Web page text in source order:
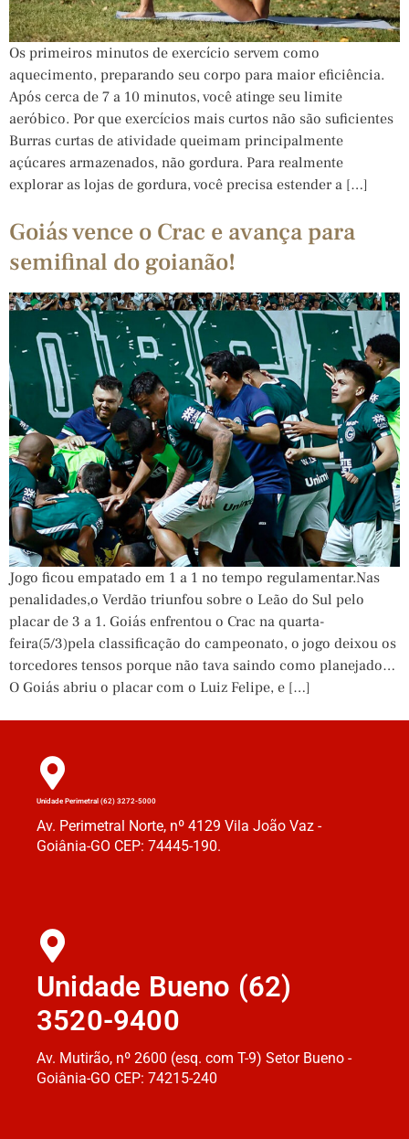
Os primeiros minutos de exercício servem como
aquecimento, preparando seu corpo para maior eficiência.
Após cerca de 7 a 10 minutos, você atinge seu limite
aeróbico. Por que exercícios mais curtos não são suficientes
Burras curtas de atividade queimam principalmente
açúcares armazenados, não gordura. Para realmente
explorar as lojas de gordura, você precisa estender a […]
Goiás vence o Crac e avança para
semifinal do goianão!
Jogo ficou empatado em 1 a 1 no tempo regulamentar.Nas
penalidades,o Verdão triunfou sobre o Leão do Sul pelo
placar de 3 a 1. Goiás enfrentou o Crac na quarta-
feira(5/3)pela classificação do campeonato, o jogo deixou os
torcedores tensos porque não tava saindo como planejado…
O Goiás abriu o placar com o Luiz Felipe, e […]
Unidade Perimetral (62) 3272-5000
Av. Perimetral Norte, nº 4129 Vila João Vaz -
Goiânia-GO CEP: 74445-190.
Unidade Bueno (62)
3520-9400
Av. Mutirão, nº 2600 (esq. com T-9) Setor Bueno -
Goiânia-GO CEP: 74215-240